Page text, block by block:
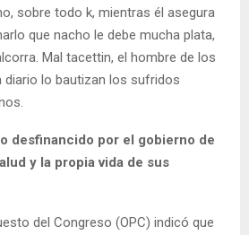
sobre todo k, mientras él asegura
que nacho le debe mucha plata,
Mal tacettin, el hombre de los
diario lo bautizan los sufridos
desfinancido por el gobierno de
y la propia vida de sus
del Congreso (OPC) indicó que